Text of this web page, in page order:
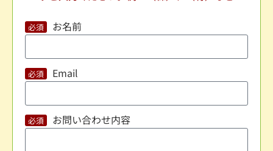
お名前
Email
お問い合わせ内容